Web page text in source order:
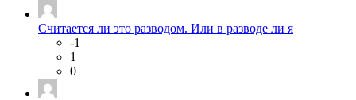
Считается ли это разводом. Или в разводе ли я
-1
1
0